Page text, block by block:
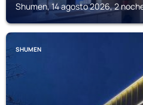
Shumen, 14 agosto 2026, 2
SHUMEN